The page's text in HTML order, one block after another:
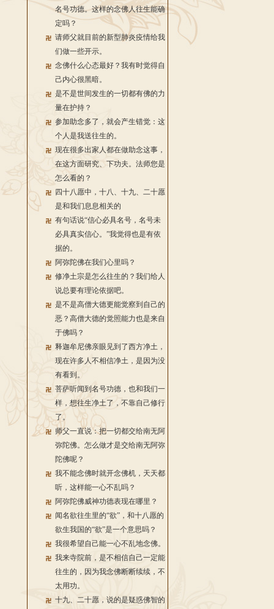
名号功德。这样的念佛人往生能确
定吗？
请师父就目前的新型肺炎疫情给我
们做一些开示。
念佛什么心态最好？我有时觉得自
己内心很黑暗。
是不是世间发生的一切都有佛的力
量在护持？
参加助念多了，就会产生错觉：这
个人是我送往生的。
现在很多出家人都在做助念这事，
在这方面研究、下功夫。法师您是
怎么看的？
四十八愿中，十八、十九、二十愿
是和我们息息相关的
有句话说“信心必具名号，名号未
必具真实信心。”我觉得也是有依
据的。
阿弥陀佛在我们心里吗？
修净土宗是怎么往生的？我们给人
说总要有理论依据吧。
是不是高僧大德更能觉察到自己的
恶？高僧大德的觉照能力也是来自
于佛吗？
释迦牟尼佛亲眼见到了西方净土，
现在许多人不相信净土，是因为没
有看到。
菩萨听闻到名号功德，也和我们一
样，想往生净土了，不靠自己修行
了。
师父一直说：把一切都交给南无阿
弥陀佛。怎么做才是交给南无阿弥
陀佛呢？
我不能念佛时就开念佛机，天天都
听，这样能一心不乱吗？
阿弥陀佛威神功德表现在哪里？
闻名欲往生里的“欲”，和十八愿的
欲生我国的“欲”是一个意思吗？
我很希望自己能一心不乱地念佛。
我来寺院前，是不相信自己一定能
往生的，因为我念佛断断续续，不
太用功。
十九、二十愿，说的是疑惑佛智的